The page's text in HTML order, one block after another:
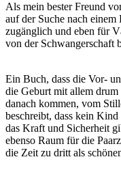
Als mein bester Freund
auf der Suche nach
zugänglich und eben für
von der Schwangerschaft
Ein Buch, dass die Vor-
die Geburt mit allem
danach kommen, vom
beschreibt, dass kein
das Kraft und Sicherheit
ebenso Raum für die
die Zeit zu dritt als